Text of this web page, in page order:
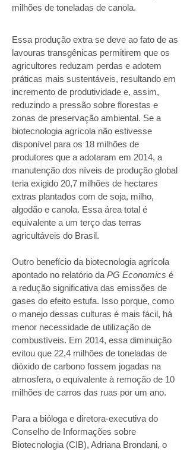
milhões de toneladas de canola.
Essa produção extra se deve ao fato de as
lavouras transgênicas permitirem que os
agricultores reduzam perdas e adotem
práticas mais sustentáveis, resultando em
incremento de produtividade e, assim,
reduzindo a pressão sobre florestas e
zonas de preservação ambiental. Se a
biotecnologia agrícola não estivesse
disponível para os 18 milhões de
produtores que a adotaram em 2014, a
manutenção dos níveis de produção global
teria exigido 20,7 milhões de hectares
extras plantados com de soja, milho,
algodão e canola. Essa área total é
equivalente a um terço das terras
agricultáveis do Brasil.
Outro benefício da biotecnologia agrícola
apontado no relatório da PG Economics é
a redução significativa das emissões de
gases do efeito estufa. Isso porque, como
o manejo dessas culturas é mais fácil, há
menor necessidade de utilização de
combustíveis. Em 2014, essa diminuição
evitou que 22,4 milhões de toneladas de
dióxido de carbono fossem jogadas na
atmosfera, o equivalente à remoção de 10
milhões de carros das ruas por um ano.
Para a bióloga e diretora-executiva do
Conselho de Informações sobre
Biotecnologia (CIB), Adriana Brondani, o